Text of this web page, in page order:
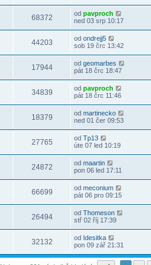
68372 od pavproch
ned 03 srp 10:17
44203 od ondrejj5
sob 19 črc 13:42
17944 od geomarbes
pát 18 črc 18:47
34839 od pavproch
pát 18 črc 11:46
18379 od martinecko
ned 01 čer 09:53
27765 od Tp13
úte 07 led 10:19
24872 od maartin
pon 06 led 17:11
66699 od meconium
pát 06 pro 09:15
26494 od Thomeson
stř 02 říj 17:39
32132 od Idesitka
pon 09 zář 21:31